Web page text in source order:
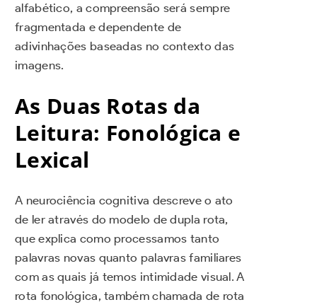
alfabético, a compreensão será sempre
fragmentada e dependente de
adivinhações baseadas no contexto das
imagens.
As Duas Rotas da
Leitura: Fonológica e
Lexical
A neurociência cognitiva descreve o ato
de ler através do modelo de dupla rota,
que explica como processamos tanto
palavras novas quanto palavras familiares
com as quais já temos intimidade visual. A
rota fonológica, também chamada de rota